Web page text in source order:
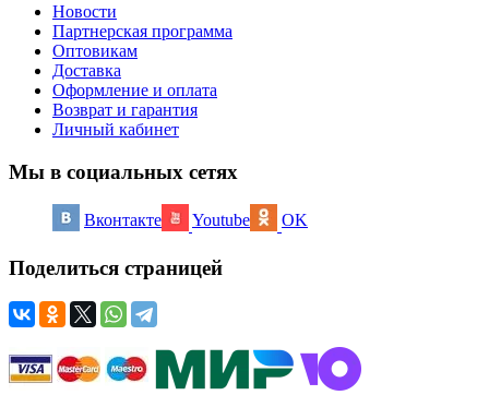
Новости
Партнерская программа
Оптовикам
Доставка
Оформление и оплата
Возврат и гарантия
Личный кабинет
Мы в социальных сетях
Вконтакте Youtube OK
Поделиться страницей